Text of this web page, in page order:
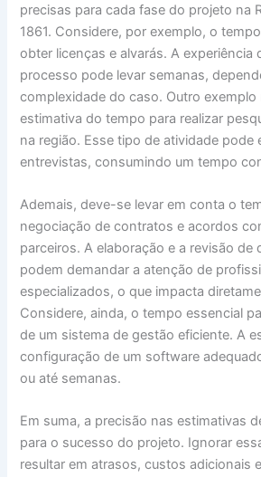
precisas para cada fase do projeto na
1861. Considere, por exemplo, o
obter licenças e alvarás. A experiência
processo pode levar semanas,
complexidade do caso. Outro exemplo
estimativa do tempo para realizar
na região. Esse tipo de atividade pode
entrevistas, consumindo um tempo
Ademais, deve-se levar em conta o
negociação de contratos e acordos
parceiros. A elaboração e a revisão de
podem demandar a atenção de
especializados, o que impacta
Considere, ainda, o tempo essencial
de um sistema de gestão eficiente. A
configuração de um software
ou até semanas.
Em suma, a precisão nas estimativas
para o sucesso do projeto. Ignorar
resultar em atrasos, custos adicionais